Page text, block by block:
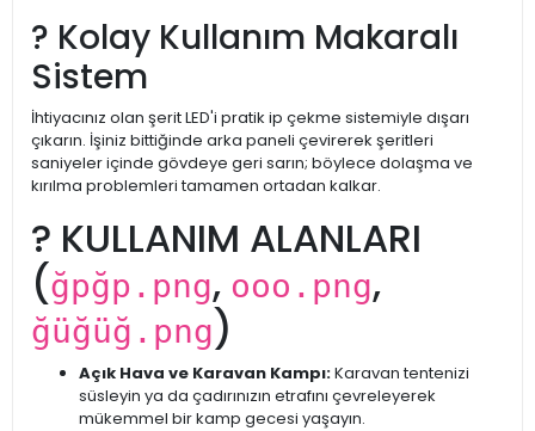
? Kolay Kullanım Makaralı
Sistem
İhtiyacınız olan şerit LED'i pratik ip çekme sistemiyle dışarı
çıkarın. İşiniz bittiğinde arka paneli çevirerek şeritleri
saniyeler içinde gövdeye geri sarın; böylece dolaşma ve
kırılma problemleri tamamen ortadan kalkar.
?️ KULLANIM ALANLARI
(ğpğp.png, ooo.png,
ğüğüğ.png)
Açık Hava ve Karavan Kampı:Karavan tentenizi
süsleyin ya da çadırınızın etrafını çevreleyerek
mükemmel bir kamp gecesi yaşayın.